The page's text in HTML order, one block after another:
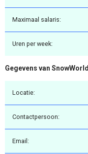
Maximaal salaris:
Uren per week:
Gegevens van SnowWorld
Locatie:
Contactpersoon:
Email: